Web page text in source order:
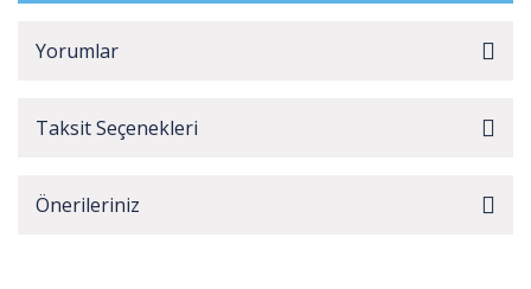
Yorumlar
Taksit Seçenekleri
Önerileriniz